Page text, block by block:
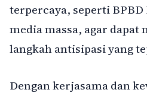
terpercaya, seperti BPBD
media massa, agar dapat
langkah antisipasi yang
Dengan kerjasama dan